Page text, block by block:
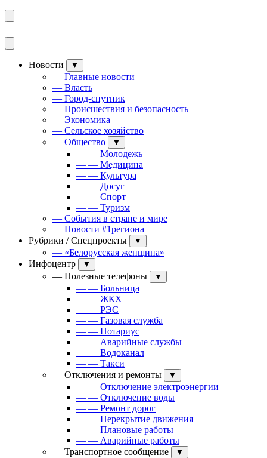
Новости ▼
— Главные новости
— Власть
— Город-спутник
— Происшествия и безопасность
— Экономика
— Сельское хозяйство
— Общество
▼
— — Молодежь
— — Медицина
— — Культура
— — Досуг
— — Спорт
— — Туризм
— События в стране и мире
— Новости #1региона
Рубрики / Спецпроекты
▼
— «Белорусская женщина»
Инфоцентр
▼
— Полезные телефоны ▼
— — Больница
— — ЖКХ
— — РЭС
— — Газовая служба
— — Нотариус
— — Аварийные службы
— — Водоканал
— — Такси
— Отключения и ремонты
▼
— — Отключение электроэнергии
— — Отключение воды
— — Ремонт дорог
— — Перекрытие движения
— — Плановые работы
— — Аварийные работы
— Транспортное сообщение
▼